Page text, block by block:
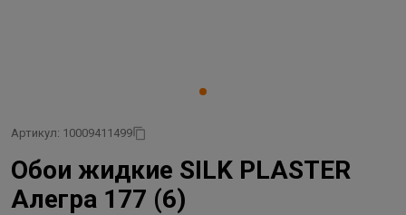
Артикул: 10009411499
Обои жидкие SILK PLASTER
Алегра 177 (6)